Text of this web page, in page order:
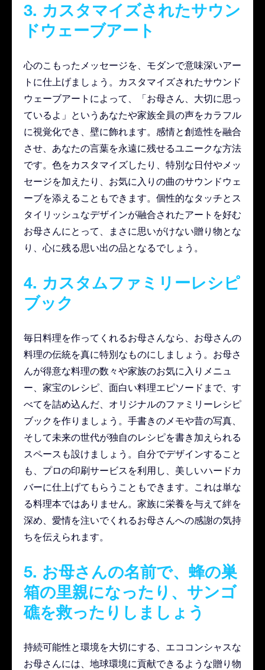
3. カスタマイズされたサウン
ドウェーブアート
心のこもったメッセージを、モダンで意味深いアー
トに仕上げましょう。カスタマイズされたサウンド
ウェーブアートによって、「お母さん、大切に思っ
ているよ」というあなたや家族全員の声をカラフル
に視覚化でき、壁に飾れます。感情と創造性を融合
させ、あなたの言葉を永遠に残せるユニークな方法
です。色をカスタマイズしたり、特別な日付やメッ
セージを加えたり、お気に入りの曲のサウンドウェ
ーブを添えることもできます。個性的なタッチとス
タイリッシュなデザインが融合されたアートを好む
お母さんにとって、まさに思いがけない贈り物とな
り、心に残る思い出の品となるでしょう。
4. カスタムファミリーレシピ
ブック
毎日料理を作ってくれるお母さんなら、お母さんの
料理の伝統を真に特別なものにしましょう。お母さ
んが得意な料理の数々や家族のお気に入りメニュ
ー、家宝のレシピ、面白い料理エピソードまで、す
べてを詰め込んだ、オリジナルのファミリーレシピ
ブックを作りましょう。手書きのメモや昔の写真、
そして未来の世代が独自のレシピを書き加えられる
スペースも設けましょう。自分でデザインすること
も、プロの印刷サービスを利用し、美しいハードカ
バーに仕上げてもらうこともできます。これは単な
る料理本ではありません。家族に栄養を与えて絆を
深め、愛情を注いでくれるお母さんへの感謝の気持
ちを伝えられます。
5. お母さんの名前で、蜂の巣
箱の里親になったり、サンゴ
礁を救ったりしましょう
持続可能性と環境を大切にする、エココンシャスな
お母さんには、地球環境に貢献できるような贈り物